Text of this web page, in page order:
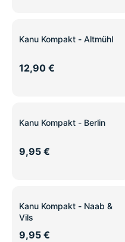
Kanu Kompakt - Altmühl
12,90 €
Kanu Kompakt - Berlin
9,95 €
Kanu Kompakt - Naab &
Vils
9,95 €